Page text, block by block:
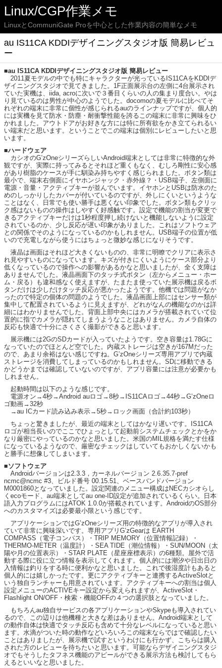
Linux/CGP作業メモ
LinuxとCommuniGate Proを中心とした作業内容の簡単なメモ
au IS11CA KDDIデザイニングスタジオ版 簡易レビュ
ー
■au IS11CA KDDIデザイニングスタジオ版 簡易レビュー
2011夏モデルの中でも特にキャラクターが光っているIS11CAをKDDIデ
ザイニングスタジオで見てきました。1F正面展示台の左側に4台展示され
ていた実機は、iida, acroに次いで３番目くらいの人の集まり度合い。やは
り見ているのは男性が中心のようでした。docomoの夏モデルに比べてそ
れぞれの端末に非常に個性が感じられるauのラインナップですが、個人的
には実機を見て防水・防塵・耐衝撃性能を誇るこの端末に非常に興味をひ
かれました。アウトドアがお好きな方には特に所有欲をかき立てられるい
い端末だと思います。ということでこの端末は個別にレビューしたいと思
います。
■ハードウェア
カシオのG’zOneシリーズらしいAndroid端末としては非常に特徴的な外
観ですが、実際に持ってみるとそれほど重くもなく、むしろ剛性に安心感
があり樹脂のケースが手に馴染み持ちやすく感じられました。ボタン類は
最小で、端末右側面にイヤホンジャック・赤外線？・USB端子、左側面に
電源・音量・アクティブキーが並んでいます。イヤホンとUSBは防水のた
めのしっかりしたカバーが付いているのですが、外しにくいというような
ことはなく、日常でも使い勝手は悪くない印象でした。ボタン類もクリッ
ク感はないものの操作はしやすく好感触です。設定で機能の割当が変更で
きるアクティブキーだけは1秒程度押し続けないと機能しないように設定
されているのか、少し反応が遅い印象がありました。これはソフトウェア
との関係でそのようになっているのかもしれません。USB端子の位置が低
いので充電しながら使うにはちょっと微妙な感じになりそうです。
液晶は画面はそれほど大きくないものの、非常に明瞭でクリアに表示さ
れ見やすいものになっています。キズが付きにくいようにケース部分より
低くなっているので操作への影響があるかなと思いましたが、全く支障は
ありませんでした。液晶画面下のタッチ式ボタン（左からメニュー・ホー
ム・戻る）も違和感なく使えますが、たまたま使っていた展示機は戻るボ
タンだけは少しだけタッチ反応が悪かったようです。他機では問題がなか
ったので特定の個体の問題のようでした。液晶画面上部にはセンサー類が
集中して配置されているように見えますが、どれがなんの機能なのかは詳
細にはわかりませんでした。背面上部中央にはカメラが搭載されていて位
置的に指でカメラが隠れてしまうようなことはありません。カメラ自体の
反応も快適で十分にさくさく撮影ができると思います。
展示機には2GのSDカードが入っていたようです。空き容量は1.78Gに
なっていたのでほとんど空でした。内蔵ストレージは空きが167Mだった
ので、あまり余裕はない感じですね。G’zOneシリーズ専用アプリで内蔵
ストレージを消費してしまっているのかもしれません。SDに移動できる
かどうかまでは確認していないのですが、アプリ容量には注意が必要かも
しれません。
起動時間は以下のような感じです。
電源オン→4秒→Android auロゴ→8秒→IS11CAロゴ→44秒→G’zOneロ
ゴ動画→32秒
→au ICカード読み込み表示→5秒→ロック画面（合計約103秒）
ちょっと驚きましたが、最近の端末としてはかなり遅いです。IS11CA
ロゴが相当長いのでここでひょっとして起動前システムチェックとかをか
なり厳密にやっているのかなと思いました。米国のMIL規格を満たす仕様
になっているようなので、厳密なチェックはしていてもおかしくないかも
と勝手に想像してしまいます。
■ソフトウェア
Androidバージョンは2.3.3，カーネルバージョン 2.6.35.7-pref
ncmc@ncmc #3、ビルド番号 00.15.51、ベースバンドバージョン
M0001860となっていました。設定関連のメニュー構成はNECカシオらし
くecoモード、au端末としてau one-ID設定が追加されているくらい。日本
語入力プログラムにはATOK 1.0.0が搭載されています。AndroidのOS部分
へのカスタマイズは必要最小限という感じです。
アプリケーションではG’zOneシリーズ用の特徴的なアプリが導入され
ていて非常に興味深いです。専用アプリG’zGearは EARTH
COMPASS（電子コンパス）・TRIP MEMORY（位置情報記録）・
THERMO-METER（温度計）・SEA TIDE（潮位情報）・SUN/MOON（太
陽や月の位置表示）・STAR PLATE（星座座標表示）の6種類。屋外で活
動する際に役に立つ情報を表示してくれます。個人的には潮汐や日出日の
入情報は釣りをする時に便利かなと思いました。これで後湿度計もあると
個人的には嬉しかったです。更にアクティブキーと連携するActiveSlotと
いう独自ランチャーも用意されています。アクティブキーへの割当は個人
設定メニューのACTIVEキー設定から変えられますが、ActiveSlot・
Flashlight ON/OFF・検索・機能OFFの４つの選択肢となっていました。
もちろんau独自サービスの各アプリケーションやSkypeも導入されてい
るので、この辺りは他機種と大きな差はありません。Android端末として
の動作自体は快適でタッチ反応も含めて十分なレベルになっていると思い
ます。水滴がついた時の動作などいろいろこの端末ならではで確認したい
ことはありましたが、展示機で試すというわけにも行かず、こちらは購入
された方のレビューを待ちたいと思います。可能ならデザイニングスタジ
オでもそうしたタフネス機能のアピールができる展示方法も検討してもら
えるといいなと思いました。